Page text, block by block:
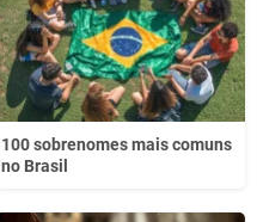
100 sobrenomes mais comuns
no Brasil